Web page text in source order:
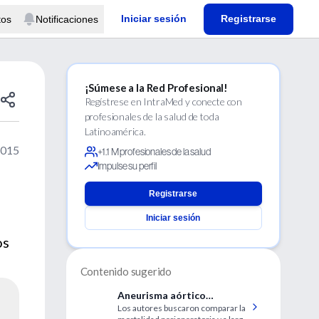
Notificaciones Iniciar sesión Registrarse
¡Súmese a la Red Profesional!
Regístrese en IntraMed y conecte con
profesionales de la salud de toda
Latinoamérica.
+1.1 M profesionales de la salud
Impulse su perfil
Registrarse
Iniciar sesión
Contenido sugerido
Aneurisma aórtico
abdominal roto
Los autores buscaron comparar la